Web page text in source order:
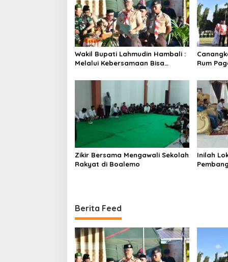
Wakil Bupati Lahmudin Hambali :
Melalui Kebersamaan Bisa
Pramuka
Rum
Zikir Bersama Mengawali Sekolah
Rakyat di Boalemo
Inilah
Berita Feed